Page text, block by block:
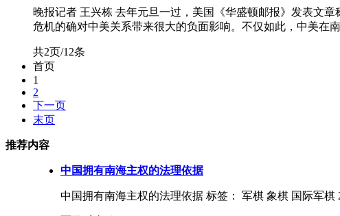
晚报记者 王兴栋 去年元旦一过，美国《华盛顿邮报》发表文
危机的确对中美关系带来很大的负面影响。不仅如此，中美在
共2页/12条
首页
1
2
下一页
末页
推荐内容
中国拥有南海主权的法理依据
中国拥有南海主权的法理依据 标签： 军棋 象棋 国际军棋